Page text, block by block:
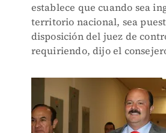
establece que cuando sea
territorio nacional, sea
disposición del juez de
requiriendo, dijo el